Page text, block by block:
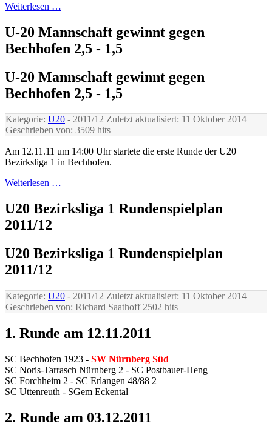
Weiterlesen …
U-20 Mannschaft gewinnt gegen
Bechhofen 2,5 - 1,5
U-20 Mannschaft gewinnt gegen
Bechhofen 2,5 - 1,5
Kategorie: U20 - 2011/12 Zuletzt aktualisiert: 11 Oktober 2014
Geschrieben von: 3509 hits
Am 12.11.11 um 14:00 Uhr startete die erste Runde der U20
Bezirksliga 1 in Bechhofen.
Weiterlesen …
U20 Bezirksliga 1 Rundenspielplan
2011/12
U20 Bezirksliga 1 Rundenspielplan
2011/12
Kategorie: U20 - 2011/12 Zuletzt aktualisiert: 11 Oktober 2014
Geschrieben von: Richard Saathoff2502 hits
1. Runde am 12.11.2011
SC Bechhofen 1923 - SW Nürnberg Süd
SC Noris-Tarrasch Nürnberg 2 - SC Postbauer-Heng
SC Forchheim 2 - SC Erlangen 48/88 2
SC Uttenreuth - SGem Eckental
2. Runde am 03.12.2011